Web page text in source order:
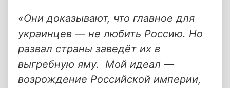
«Они доказывают, что главное для
украинцев — не любить Россию. Но
развал страны заведёт их в
выгребную яму. Мой идеал —
возрождение Российской империи,